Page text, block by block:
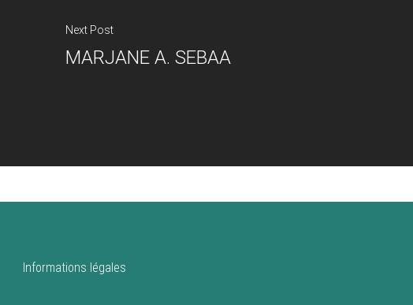
Next Post
MARJANE A. SEBAA
Informations légales